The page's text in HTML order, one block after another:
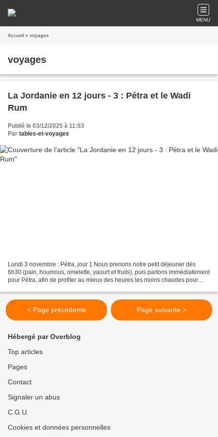
MENU
Accueil » voyages
voyages
La Jordanie en 12 jours - 3 : Pétra et le Wadi
Rum
Publié le 03/12/2025 à 11:53
Par tables-et-voyages
Lundi 3 novembre : Pétra, jour 1 Nous prenons notre petit déjeuner dès
6h30 (pain, houmous, omelette, yaourt et fruits), puis partons immédiatement
pour Pétra, afin de profiter au mieux des heures les moins chaudes pour
< Page précédente Page suivante >
Hébergé par Overblog
Top articles
Pages
Contact
Signaler un abus
C.G.U.
Cookies et données personnelles